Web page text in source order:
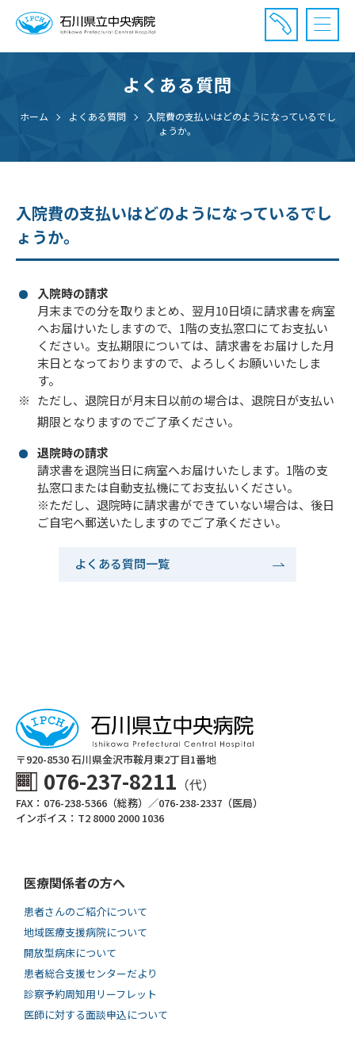
診療受付時間：午前8時20分〜午前11時20分まで
休診⽇： 土曜、日曜、祝日、年末年始
⾯会時間： 全日 午後2時〜午後7時まで
よくある質問
ホーム よくある質問
入院費の支払いはどのようになっているでし
ょうか。
入院費の支払いはどのようになっているでし
ょうか。
入院時の請求
月末までの分を取りまとめ、翌月10日頃に請求書を病室
へお届けいたしますので、1階の支払窓口にてお支払い
ください。支払期限については、請求書をお届けした月
末日となっておりますので、よろしくお願いいたしま
す。
ただし、退院日が月末日以前の場合は、退院日が支払い
期限となりますのでご了承ください。
退院時の請求
請求書を退院当日に病室へお届けいたします。1階の支
払窓口または自動支払機にてお支払いください。
※ただし、退院時に請求書ができていない場合は、後日
ご自宅へ郵送いたしますのでご了承ください。
よくある質問一覧
〒920-8530 ⽯川県⾦沢市鞍⽉東2丁⽬1番地
076-237-8211 （代）
FAX：076-238-5366（総務）／076-238-2337（医局）
インボイス：T2 8000 2000 1036
医療関係者の方へ
患者さんのご紹介について
地域医療支援病院について
開放型病床について
患者総合支援センターだより
診察予約周知用リーフレット
医師に対する面談申込について